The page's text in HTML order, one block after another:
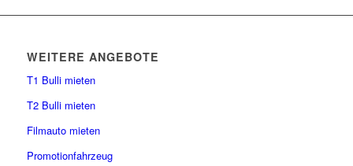
WEITERE ANGEBOTE
T1 Bulli mieten
T2 Bulli mieten
Filmauto mieten
Promotionfahrzeug